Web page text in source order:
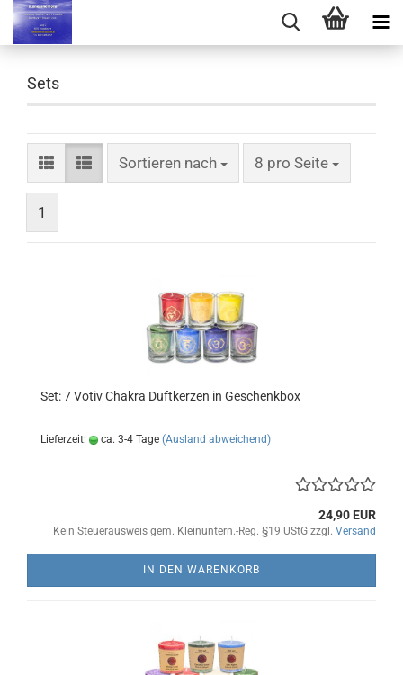
Sets
Sortieren nach
Sortieren nach 8 pro Seite
pro Seite
1
Set: 7 Votiv Chakra Duftkerzen in Geschenkbox
Lieferzeit: ca. 3-4 Tage (Ausland abweichend)
24,90 EUR
Kein Steuerausweis gem. Kleinuntern.-Reg. §19 UStG zzgl. Versand
IN DEN WARENKORB